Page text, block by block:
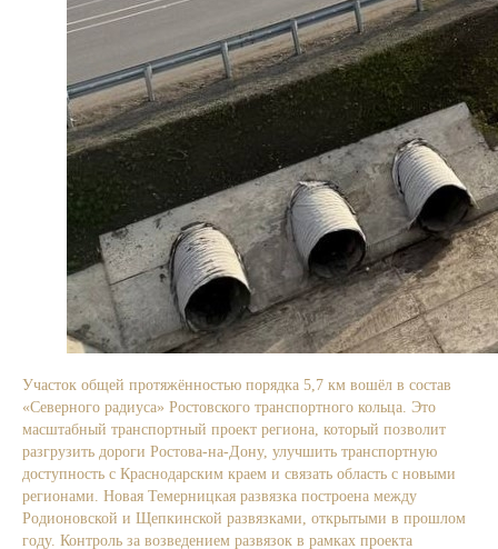
Участок общей протяжённостью порядка 5,7 км вошёл в состав
«Северного радиуса» Ростовского транспортного кольца. Это
масштабный транспортный проект региона, который позволит
разгрузить дороги Ростова-на-Дону, улучшить транспортную
доступность с Краснодарским краем и связать область с новыми
регионами. Новая Темерницкая развязка построена между
Родионовской и Щепкинской развязками, открытыми в прошлом
году. Контроль за возведением развязок в рамках проекта